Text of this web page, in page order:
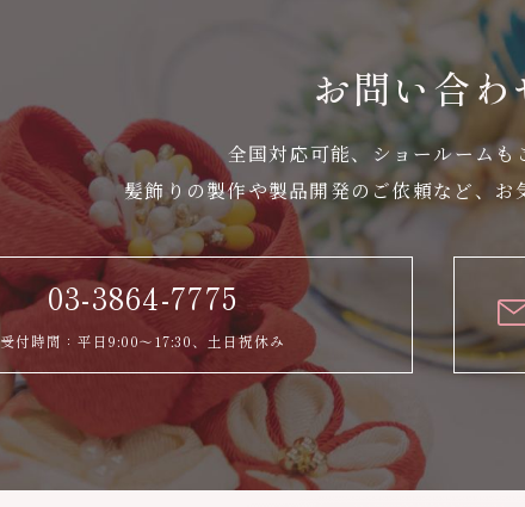
お問い合わ
全国対応可能、ショールームも
髪飾りの製作や製品開発のご依頼など、 お
03-3864-7775
受付時間：平日9:00～17:30、土日祝休み